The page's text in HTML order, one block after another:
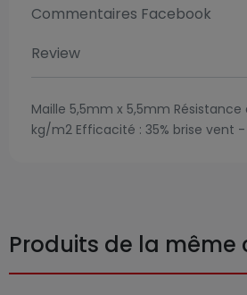
Commentaires Facebook
Review
Maille 5,5mm x 5,5mm
kg/m2 Efficacité : 35% brise vent
Produits de la même